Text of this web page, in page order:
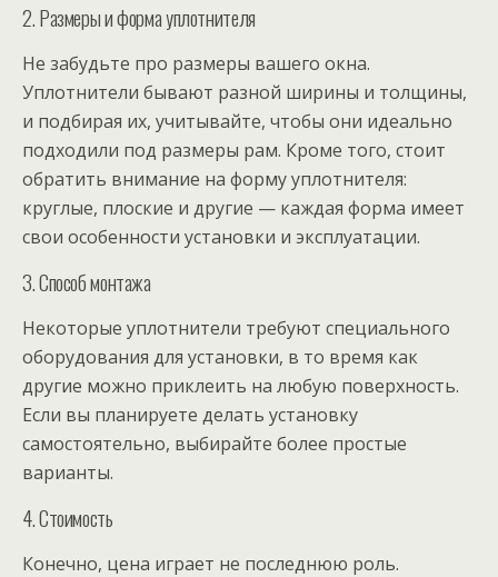
2. Размеры и форма уплотнителя
Не забудьте про размеры вашего окна.
Уплотнители бывают разной ширины и толщины,
и подбирая их, учитывайте, чтобы они идеально
подходили под размеры рам. Кроме того, стоит
обратить внимание на форму уплотнителя:
круглые, плоские и другие — каждая форма имеет
свои особенности установки и эксплуатации.
3. Способ монтажа
Некоторые уплотнители требуют специального
оборудования для установки, в то время как
другие можно приклеить на любую поверхность.
Если вы планируете делать установку
самостоятельно, выбирайте более простые
варианты.
4. Стоимость
Конечно, цена играет не последнюю роль.